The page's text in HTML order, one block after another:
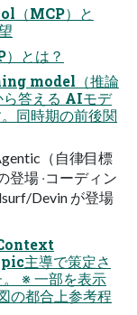
（MCP）と
とは？
model（推論
ら答える AIモデ
同時期の前後関
（⾃律∕⽬標
登場 ‧コーディン
Devin が登場
主導で策定さ
※ ⼀部を表⽰
の都合上参考程